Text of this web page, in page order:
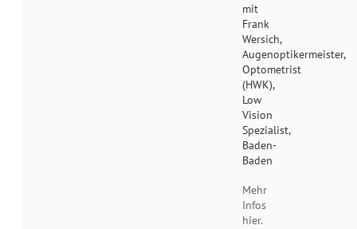
mit
Frank
Wersich,
Augenoptikermeister,
Optometrist
(HWK),
Low
Vision
Spezialist,
Baden-
Baden
Mehr
Infos
hier.